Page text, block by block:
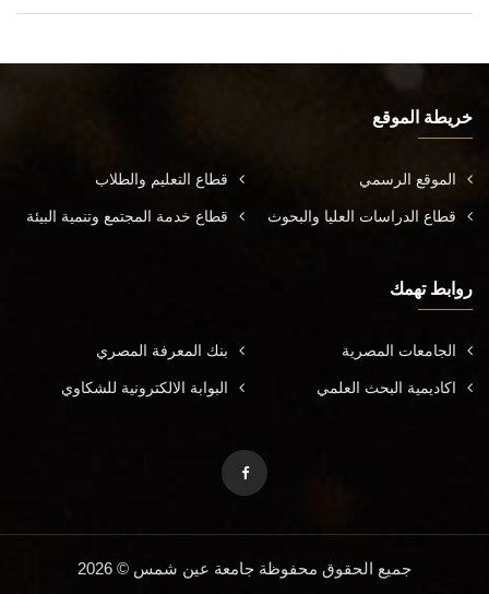
خريطة الموقع
الموقع الرسمي قطاع التعليم والطلاب
قطاع الدراسات العليا والبحوث قطاع خدمة المجتمع وتنمية البيئة
روابط تهمك
الجامعات المصرية بنك المعرفة المصري
اكاديمية البحث العلمي البوابة الالكترونية للشكاوي
جميع الحقوق محفوظة جامعة عين شمس © 2026